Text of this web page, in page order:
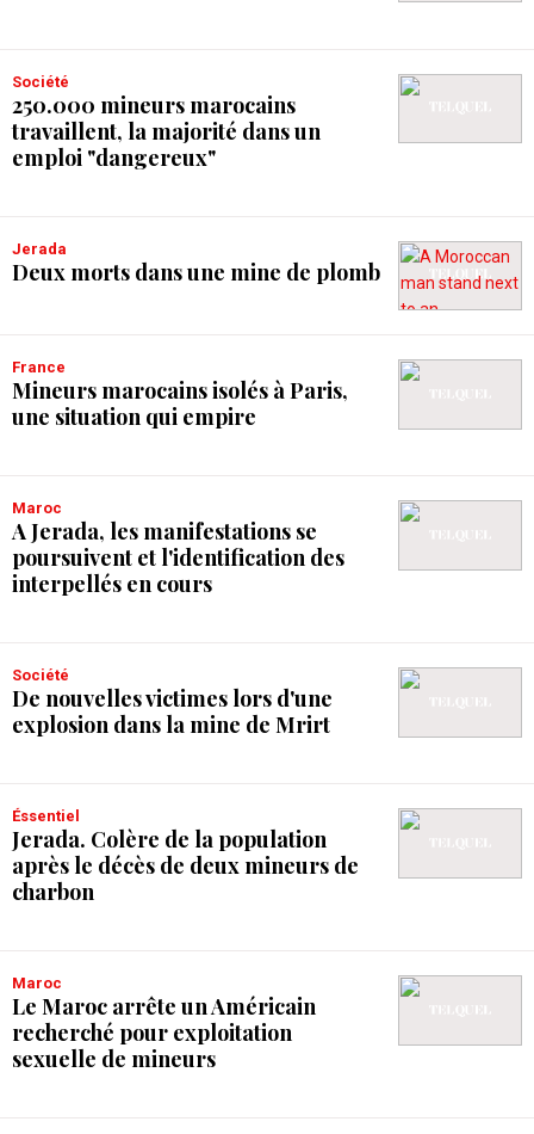
Société
250.000 mineurs marocains
travaillent, la majorité dans un
emploi "dangereux"
Jerada
Deux morts dans une mine de plomb
France
Mineurs marocains isolés à Paris,
une situation qui empire
Maroc
A Jerada, les manifestations se
poursuivent et l'identification des
interpellés en cours
Société
De nouvelles victimes lors d'une
explosion dans la mine de Mrirt
Éssentiel
Jerada. Colère de la population
après le décès de deux mineurs de
charbon
Maroc
Le Maroc arrête un Américain
recherché pour exploitation
sexuelle de mineurs